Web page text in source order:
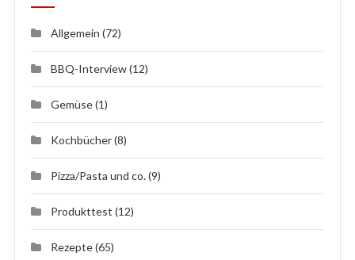
Allgemein (72)
BBQ-Interview(12)
Gemüse(1)
Kochbücher(8)
Pizza/Pasta und co.(9)
Produkttest (12)
Rezepte(65)